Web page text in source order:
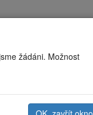
žádáni. Možnost